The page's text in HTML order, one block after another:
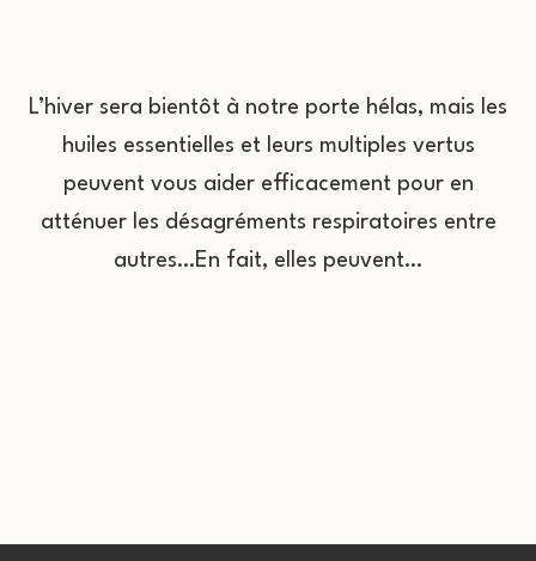
L’hiver sera bientôt à notre porte hélas, mais les
huiles essentielles et leurs multiples vertus
peuvent vous aider efficacement pour en
atténuer les désagréments respiratoires entre
autres…En fait, elles peuvent…